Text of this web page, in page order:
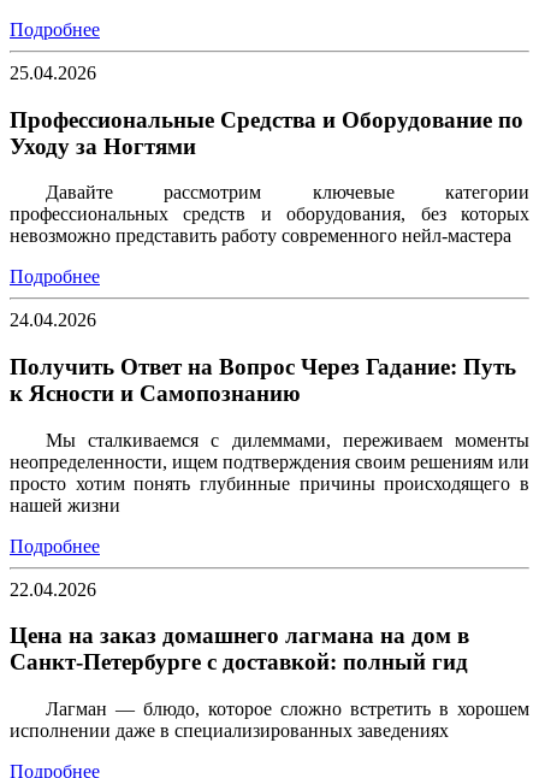
Подробнее
25.04.2026
Профессиональные Средства и Оборудование по
Уходу за Ногтями
Давайте рассмотрим ключевые категории
профессиональных средств и оборудования, без которых
невозможно представить работу современного нейл-мастера
Подробнее
24.04.2026
Получить Ответ на Вопрос Через Гадание: Путь
к Ясности и Самопознанию
Мы сталкиваемся с дилеммами, переживаем моменты
неопределенности, ищем подтверждения своим решениям или
просто хотим понять глубинные причины происходящего в
нашей жизни
Подробнее
22.04.2026
Цена на заказ домашнего лагмана на дом в
Санкт-Петербурге с доставкой: полный гид
Лагман — блюдо, которое сложно встретить в хорошем
исполнении даже в специализированных заведениях
Подробнее